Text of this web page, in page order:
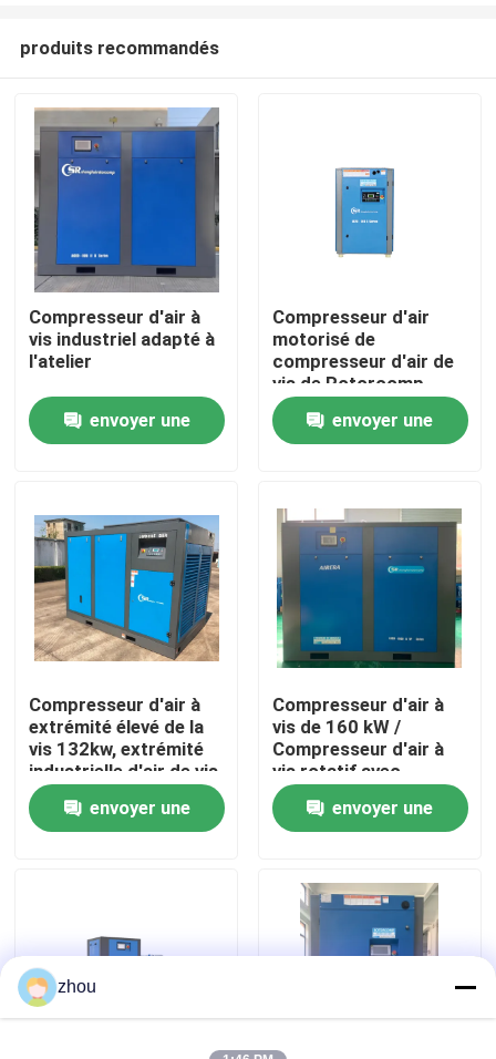
Maison
Vidéos
Au sujet de nous
Visite d'usine
Contrôle de qualité
Contactez-nous
Cas
Demandez une citation
produits recommandés
Compresseur d'air à
vis industriel adapté à
l'atelier
envoyer une
Compresseur d'air
motorisé de
compresseur d'air de
vis de Rotorcomp
pour l'huile lubrifiée
envoyer une
Compresseur d'air à
extrémité élevé de la
vis 132kw, extrémité
industrielle d'air de vis
de Rotorcomp
envoyer une
Compresseur d'air à
vis de 160 kW /
Compresseur d'air à
vis rotatif avec
contrôleur intelligent
de 90L envoyer une
zhou